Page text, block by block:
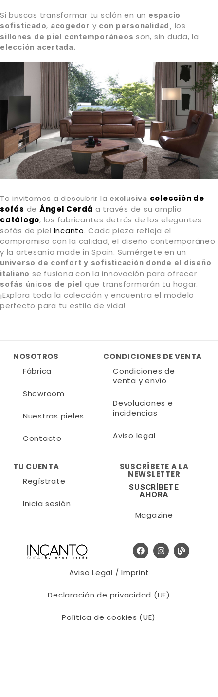
Si buscas transformar tu salón en un espacio
sofisticado, acogedor y con personalidad, los
sillones de piel contemporáneos son, sin duda, la
elección acertada.
Te invitamos a descubrir la exclusiva colección de
sofás de Ángel Cerdá a través de su amplio
catálogo, los fabricantes detrás de los elegantes
sofás de piel Incanto. Cada pieza refleja el
compromiso con la calidad, el diseño contemporáneo
y la artesanía made in Spain. Sumérgete en un
universo de confort y sofisticación donde el diseño
italiano se fusiona con la innovación para ofrecer
sofás únicos de piel que transformarán tu hogar.
¡Explora toda la colección y encuentra el modelo
perfecto para tu estilo de vida!
NOSOTROS
Fábrica
Showroom
Nuestras pieles
Contacto
CONDICIONES DE VENTA
Condiciones de
venta y envío
Devoluciones e
incidencias
Aviso legal
TU CUENTA
Regístrate
Inicia sesión
SUSCRÍBETE A LA
NEWSLETTER
SUSCRÍBETE
AHORA
Magazine
Aviso Legal / Imprint
Declaración de privacidad (UE)
Política de cookies (UE)